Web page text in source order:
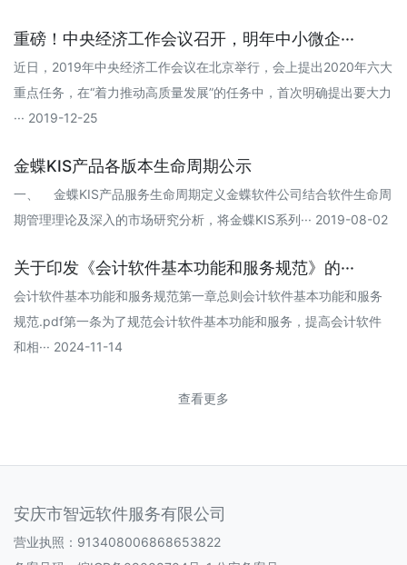
重磅！中央经济工作会议召开，明年中小微企···
近日，2019年中央经济工作会议在北京举行，会上提出2020年六大
重点任务，在“着力推动高质量发展”的任务中，首次明确提出要大力
··· 2019-12-25
金蝶KIS产品各版本生命周期公示
一、 金蝶KIS产品服务生命周期定义金蝶软件公司结合软件生命周
期管理理论及深入的市场研究分析，将金蝶KIS系列··· 2019-08-02
关于印发《会计软件基本功能和服务规范》的···
会计软件基本功能和服务规范第一章总则会计软件基本功能和服务
规范.pdf第一条为了规范会计软件基本功能和服务，提高会计软件
和相··· 2024-11-14
查看更多
安庆市智远软件服务有限公司
营业执照：913408006868653822